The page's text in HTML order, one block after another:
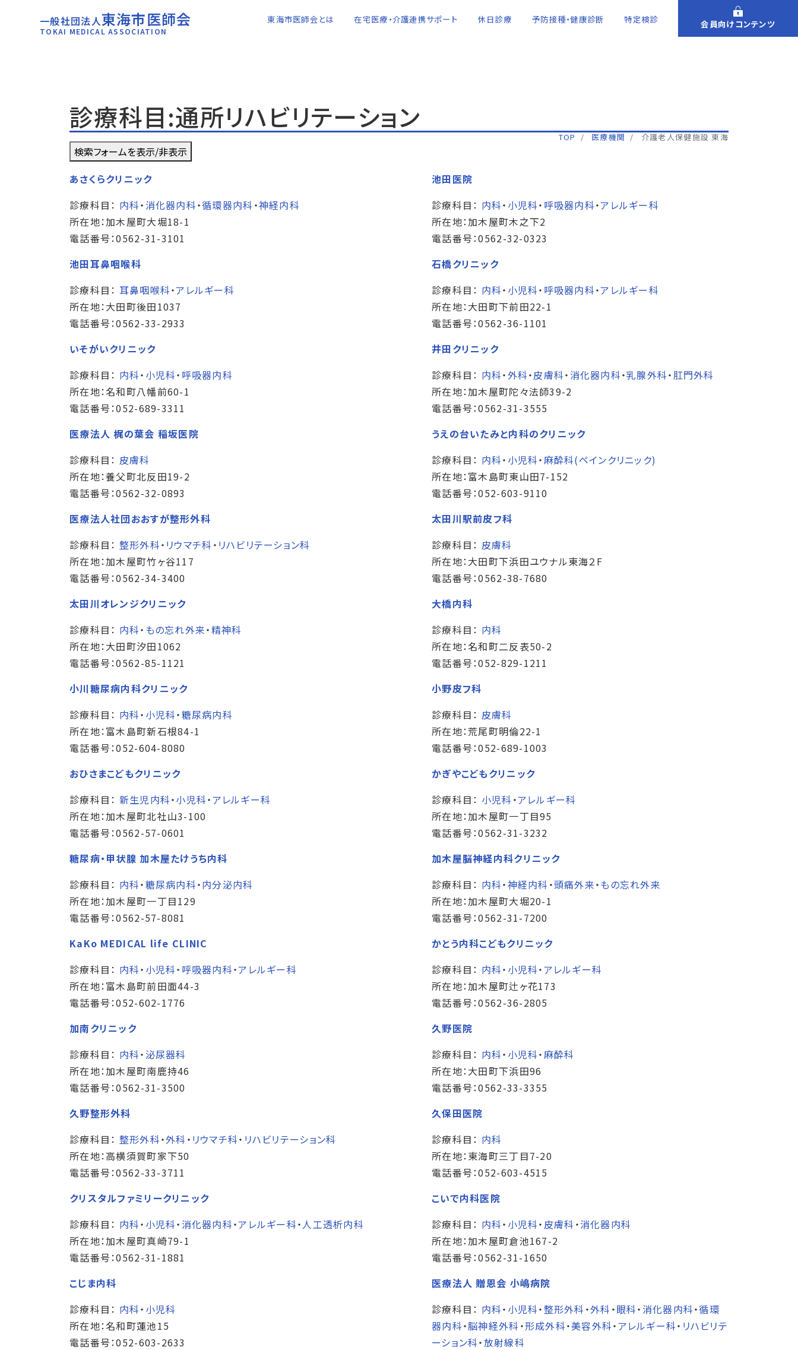
一般社団法人東海市医師会
TOKAI MEDICAL ASSOCIATION
東海市医師会とは 在宅医療・介護連携サポート 休日診療 予防接種・健康診断 特定検診 会員向けコンテンツ
診療科目:通所リハビリテーション
TOP 医療機関 介護老人保健施設 東海
検索フォームを表示/非表示
あさくらクリニック
診療科目： 内科・ 消化器内科・循環器内科 ・神経内科
所在地：加木屋町大堀18-1
電話番号：0562-31-3101
池田医院
診療科目： 内科・ 小児科・ 呼吸器内科・アレルギー科
所在地：加木屋町木之下2
電話番号：0562-32-0323
池田耳鼻咽喉科
診療科目： 耳鼻咽喉科・アレルギー科
所在地：大田町後田1037
電話番号：0562-33-2933
石橋クリニック
診療科目： 内科・ 小児科・ 呼吸器内科・アレルギー科
所在地：大田町下前田22-1
電話番号：0562-36-1101
いそがいクリニック
診療科目： 内科・ 小児科・ 呼吸器内科
所在地：名和町八幡前60-1
電話番号：052-689-3311
井田クリニック
診療科目： 内科・外科・皮膚科・ 消化器内科・乳腺外科・ 肛門外科
所在地：加木屋町陀々法師39-2
電話番号：0562-31-3555
医療法人 梶の葉会 稲坂医院
診療科目： 皮膚科
所在地：養父町北反田19-2
電話番号：0562-32-0893
うえの台いたみと内科のクリニック
診療科目： 内科・ 小児科・麻酔科(ペインクリニック)
所在地：富木島町東山田7-152
電話番号：052-603-9110
医療法人社団おおすが整形外科
診療科目： 整形外科・ リウマチ科 ・ リハビリテーション科
所在地：加木屋町竹ヶ谷117
電話番号：0562-34-3400
太田川駅前皮フ科
診療科目： 皮膚科
所在地：大田町下浜田ユウナル東海２F
電話番号：0562-38-7680
太田川オレンジクリニック
診療科目： 内科・ もの忘れ外来・精神科
所在地：大田町汐田1062
電話番号：0562-85-1121
大橋内科
診療科目： 内科
所在地：名和町二反表50-2
電話番号：052-829-1211
小川糖尿病内科クリニック
診療科目： 内科・ 小児科・糖尿病内科
所在地：富木島町新石根84-1
電話番号：052-604-8080
小野皮フ科
診療科目： 皮膚科
所在地：荒尾町明倫22-1
電話番号：052-689-1003
おひさまこどもクリニック
診療科目： 新生児内科・小児科・アレルギー科
所在地：加木屋町北社山3-100
電話番号：0562-57-0601
かぎやこどもクリニック
診療科目： 小児科 ・アレルギー科
所在地：加木屋町一丁目95
電話番号：0562-31-3232
糖尿病・甲状腺 加木屋たけうち内科
診療科目： 内科・糖尿病内科・内分泌内科
所在地：加木屋町一丁目129
電話番号：0562-57-8081
加木屋脳神経内科クリニック
診療科目： 内科・神経内科 ・頭痛外来・もの忘れ外来
所在地：加木屋町大堀20-1
電話番号：0562-31-7200
KaKo MEDICAL life CLINIC
診療科目： 内科・ 小児科・ 呼吸器内科・アレルギー科
所在地：富木島町前田面44-3
電話番号：052-602-1776
かとう内科こどもクリニック
診療科目： 内科・ 小児科・アレルギー科
所在地：加木屋町辻ヶ花173
電話番号：0562-36-2805
加南クリニック
診療科目： 内科・ 泌尿器科
所在地：加木屋町南鹿持46
電話番号：0562-31-3500
久野医院
診療科目： 内科・ 小児科・麻酔科
所在地：大田町下浜田96
電話番号：0562-33-3355
久野整形外科
診療科目： 整形外科・外科 ・ リウマチ科・ リハビリテーション科
所在地：高横須賀町家下50
電話番号：0562-33-3711
久保田医院
診療科目： 内科
所在地：東海町三丁目7-20
電話番号：052-603-4515
クリスタルファミリークリニック
診療科目： 内科・ 小児科・ 消化器内科・アレルギー科・人工透析内科
所在地：加木屋町真崎79-1
電話番号：0562-31-1881
こいで内科医院
診療科目： 内科・ 小児科・ 皮膚科 ・消化器内科
所在地：加木屋町倉池167-2
電話番号：0562-31-1650
こじま内科
診療科目： 内科・ 小児科
所在地：名和町蓮池15
電話番号：052-603-2633
医療法人 贈恩会 小嶋病院
診療科目： 内科・ 小児科・整形外科 ・外科 ・眼科・ 消化器内科・循環
器内科・脳神経外科 ・形成外科・美容外科・アレルギー科・ リハビリテ
ーション科・放射線科